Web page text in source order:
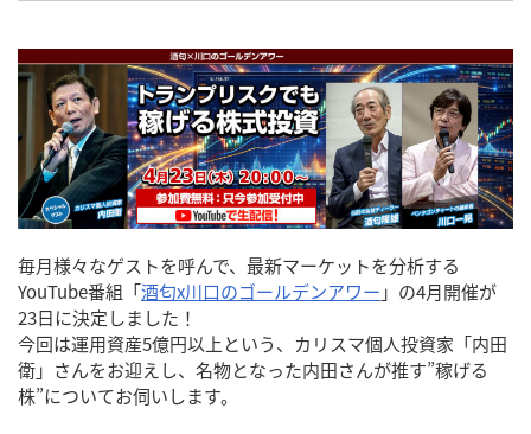
毎月様々なゲストを呼んで、最新マーケットを分析する
YouTube番組「酒匂x川口のゴールデンアワー 」の4月開催が
23日に決定しました！
今回は運用資産5億円以上という、カリスマ個人投資家「内田
衛」さんをお迎えし、名物となった内田さんが推す”稼げる
株”についてお伺いします。